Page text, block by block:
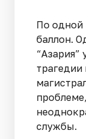
По одной
баллон.
“Азария”
трагедии
службы.